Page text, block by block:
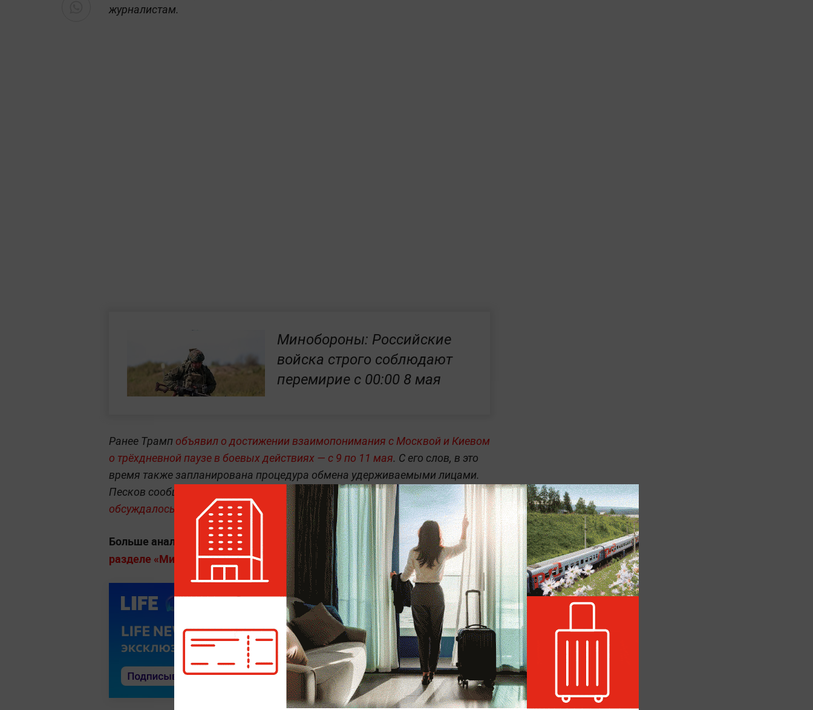
журналистам.
Минобороны: Российские
войска строго соблюдают
перемирие с 00:00 8 мая
Ранее Трамп объявил о достижении взаимопонимания с Москвой и Киевом
о трёхдневной паузе в боевых действиях — с 9 по 11 мая. С его слов, в это
время также запланирована процедура обмена удерживаемыми лицами.
Песков сообщил сегодня, что
продление перемирия после 11 мая пока не
обсуждалось.
Больше аналитики о конфликтах, союзах и политических трендах —в
разделе «Мировая политика» на Life.ru.